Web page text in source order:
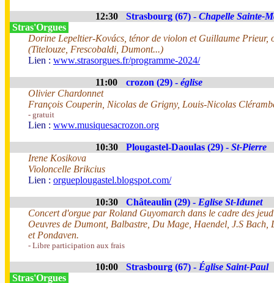
12:30 Strasbourg (67) - Chapelle Sainte-
Stras'Orgues
Dorine Lepeltier-Kovács, ténor de violon et Guillaume Prieur,
(Titelouze, Frescobaldi, Dumont...)
Lien : www.strasorgues.fr/programme-2024/
11:00 crozon (29) - église
Olivier Chardonnet
François Couperin, Nicolas de Grigny, Louis-Nicolas
- gratuit
Lien : www.musiquesacrozon.org
10:30 Plougastel-Daoulas (29) - St-Pierre
Irene Kosikova
Violoncelle Brikcius
Lien : orgueplougastel.blogspot.com/
10:30 Châteaulin (29) - Eglise St-Idunet
Concert d'orgue par Roland Guyomarch dans le cadre des
Oeuvres de Dumont, Balbastre, Du Mage, Haendel, J.S
et Pondaven.
- Libre participation aux frais
10:00 Strasbourg (67) - Église Saint-Paul
Stras'Orgues